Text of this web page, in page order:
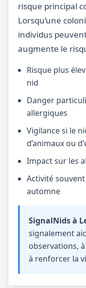
risque principal
Lorsqu’une
individus
augmente le
Risque plus
nid
Danger
allergiques
Vigilance si le
d’animaux ou
Impact sur les
Activité
automne
SignalNids à
signalement
observations,
à renforcer la